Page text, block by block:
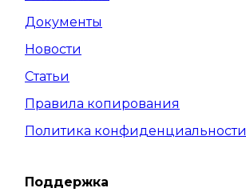
Документы
Новости
Статьи
Правила копирования
Политика конфиденциальности
Поддержка